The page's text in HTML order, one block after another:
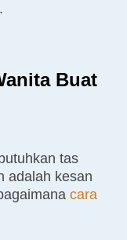
Buat
tas
adalah kesan
cara